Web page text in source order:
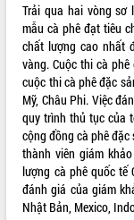
phát triển mới
Thường trực HĐND tỉnh
mặt Đoàn chuyên gia y tế
Minh
Lễ truy điệu và an táng
tại Nghĩa trang Liệt sĩ xã
Bàn giải pháp tháo gỡ
xuất khẩu sầu riêng và
định EUDR
Thứ trưởng Bộ Nông
trường Nguyễn Hoàng
ALBUM ẢNH
Trải qua hai vòng sơ
mẫu cà phê đạt tiêu
chất lượng cao nhất
vàng. Cuộc thi cà
cuộc thi cà phê đặc
Mỹ, Châu Phi. Việc
quy trình thủ tục của
cộng đồng cà phê
thành viên giám
lượng cà phê quốc tế
đánh giá của giám
Nhật Bản, Mexico,